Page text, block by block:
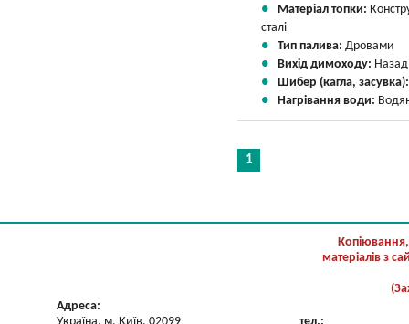
Матеріал топки:
сталі
Тип палива: Дровами
Вихід димоходу: Назад
Шибер (кагла,
Нагрівання води:
1
матеріалів з
Адреса: